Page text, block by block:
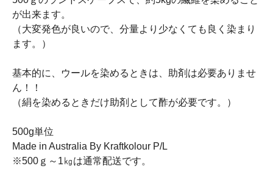
が出来ます。
（大変発色が良いので、分量より少なくても良く染まり
ます。）
基本的に、ウールを染めるときは、助剤は必要ありませ
ん！！
（絹を染めるときだけ助剤として酢が必要です。）
500g単位
Made in Australia By Kraftkolour P/L
※500ｇ～1㎏は通常配送です。